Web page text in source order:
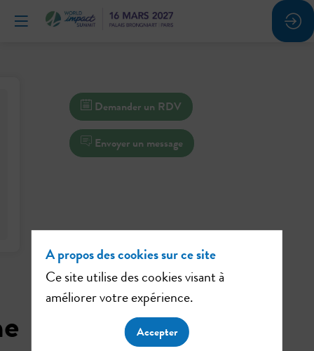
Demander un RDV
Envoyer un message
A propos des cookies sur ce site
Ce site utilise des cookies visant à
améliorer votre expérience.
Accepter